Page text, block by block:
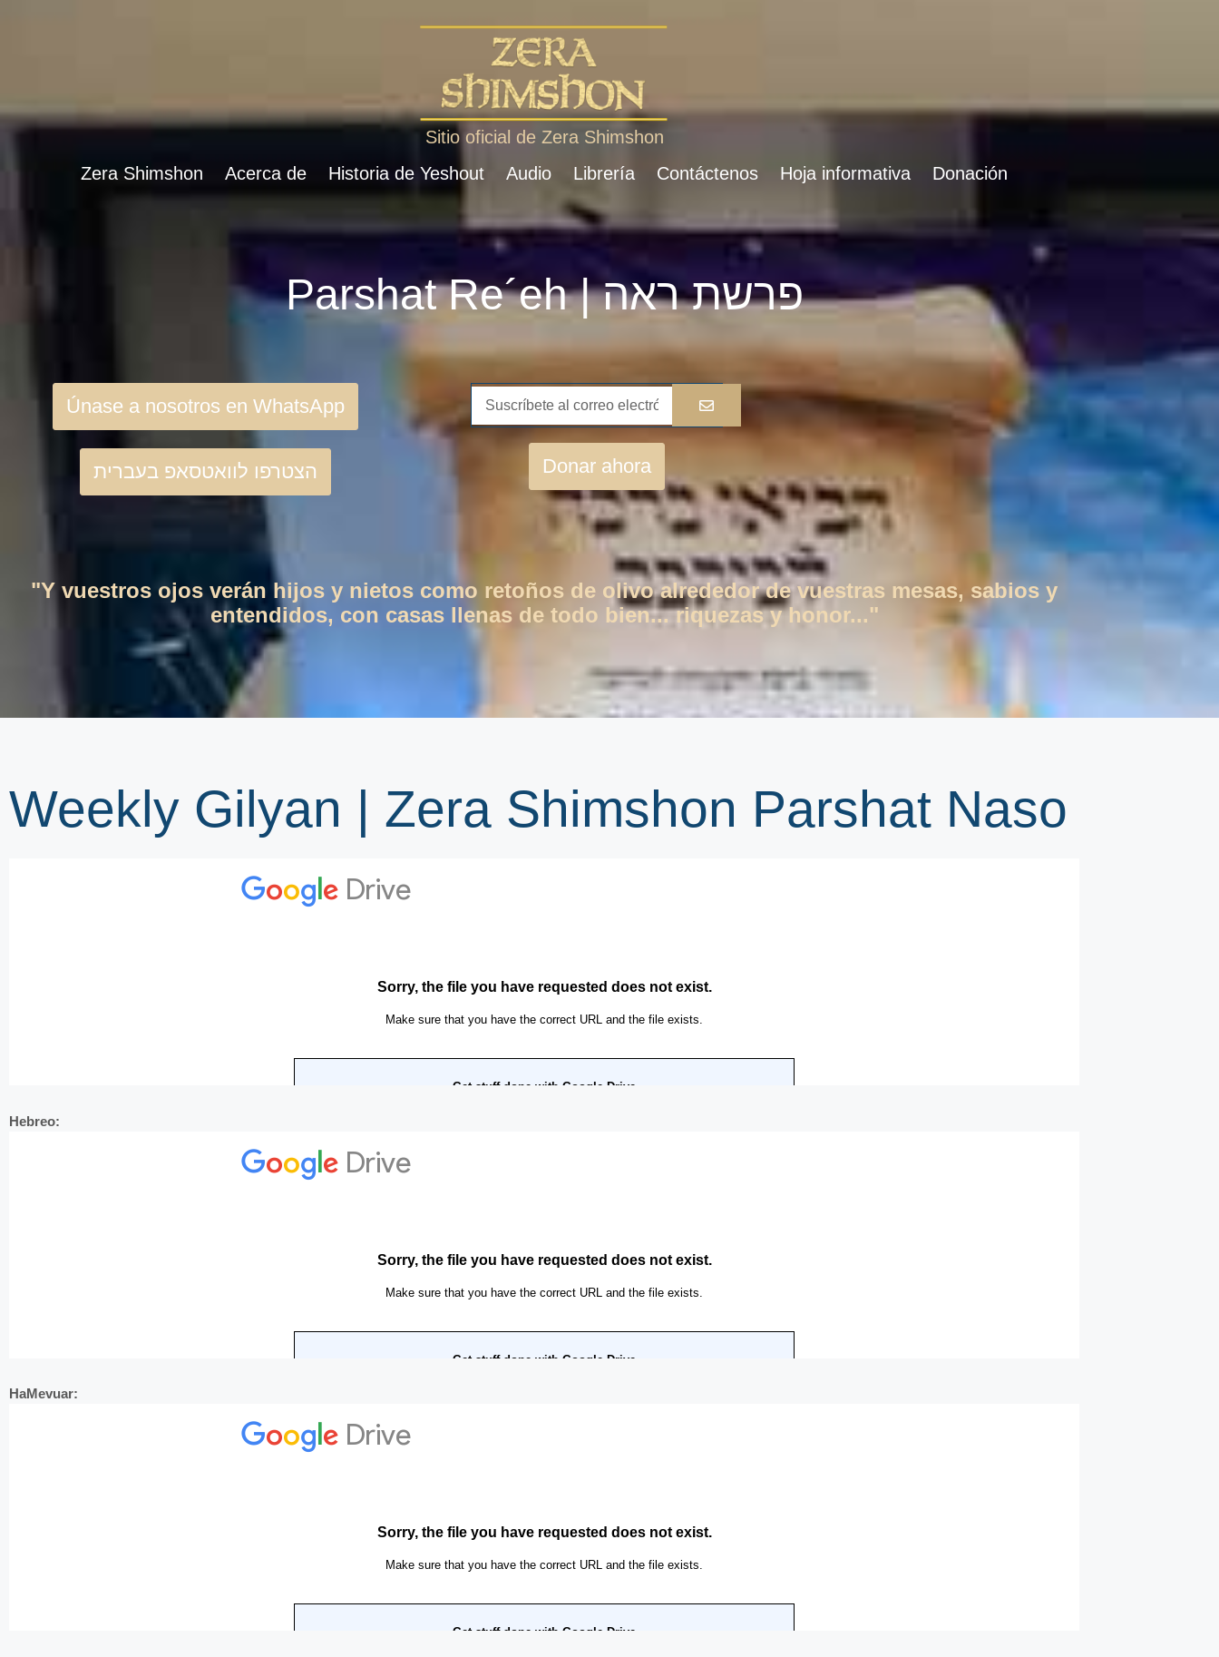
Sitio oficial de Zera Shimshon
Zera Shimshon
Acerca de Historia de Yeshout Audio Librería Contáctenos Hoja informativa Donación
Parshat Re´eh | פרשת ראה
Únase a nosotros en WhatsApp
הצטרפו לוואטסאפ בעברית Donar ahora
"Y vuestros ojos verán hijos y nietos como retoños de olivo alrededor de vuestras mesas, sabios y
entendidos, con casas llenas de todo bien... riquezas y honor..."
Weekly Gilyan | Zera Shimshon Parshat Naso
Hebreo:
HaMevuar: